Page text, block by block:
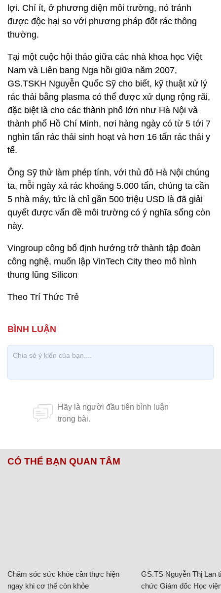
lợi. Chí ít, ở phương diện môi trường, nó tránh
được độc hại so với phương pháp đốt rác thông
thường.
Tại một cuộc hội thảo giữa các nhà khoa học Việt
Nam và Liên bang Nga hồi giữa năm 2007,
GS.TSKH Nguyễn Quốc Sỹ cho biết, kỹ thuật xử lý
rác thải bằng plasma có thể được xử dụng rộng rãi,
đặc biệt là cho các thành phố lớn như Hà Nội và
thành phố Hồ Chí Minh, nơi hàng ngày có từ 5 tới 7
nghìn tấn rác thải sinh hoạt và hơn 16 tấn rác thải y
tế.
Ông Sỹ thử làm phép tính, với thủ đô Hà Nội chúng
ta, mỗi ngày xả rác khoảng 5.000 tấn, chúng ta cần
5 nhà máy, tức là chỉ gần 500 triệu USD là đã giải
quyết được vấn đề môi trường có ý nghĩa sống còn
này.
Vingroup công bố định hướng trở thành tập đoàn
công nghệ, muốn lập VinTech City theo mô hình
thung lũng Silicon
Theo Trí Thức Trẻ
CÓ THỂ BẠN QUAN TÂM
Chăm sóc sức khỏe cần thực hiện
ngay khi cơ thể còn khỏe
GS.TS Nguyễn Thị Lan
chức Giám đốc Học